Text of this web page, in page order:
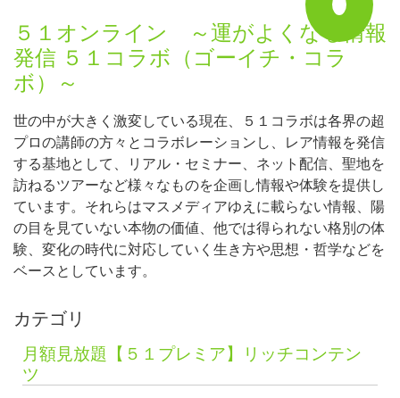
５１オンライン ～運がよくなる情報
発信 ５１コラボ（ゴーイチ・コラ
ボ）～
世の中が大きく激変している現在、５１コラボは各界の超
プロの講師の方々とコラボレーションし、レア情報を発信
する基地として、リアル・セミナー、ネット配信、聖地を
訪ねるツアーなど様々なものを企画し情報や体験を提供し
ています。それらはマスメディアゆえに載らない情報、陽
の目を見ていない本物の価値、他では得られない格別の体
験、変化の時代に対応していく生き方や思想・哲学などを
ベースとしています。
カテゴリ
月額見放題【５１プレミア】リッチコンテン
ツ